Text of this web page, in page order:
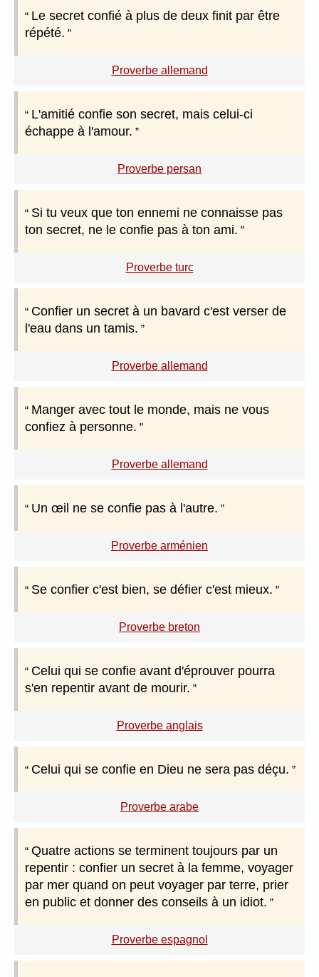
Le secret confié à plus de deux finit par être
répété.
Proverbe allemand
L'amitié confie son secret, mais celui-ci
échappe à l'amour.
Proverbe persan
Si tu veux que ton ennemi ne connaisse pas
ton secret, ne le confie pas à ton ami.
Proverbe turc
Confier un secret à un bavard c'est verser de
l'eau dans un tamis.
Proverbe allemand
Manger avec tout le monde, mais ne vous
confiez à personne.
Proverbe allemand
Un œil ne se confie pas à l'autre.
Proverbe arménien
Se confier c'est bien, se défier c'est mieux.
Proverbe breton
Celui qui se confie avant d'éprouver pourra
s'en repentir avant de mourir.
Proverbe anglais
Celui qui se confie en Dieu ne sera pas déçu.
Proverbe arabe
Quatre actions se terminent toujours par un
repentir : confier un secret à la femme, voyager
par mer quand on peut voyager par terre, prier
en public et donner des conseils à un idiot.
Proverbe espagnol